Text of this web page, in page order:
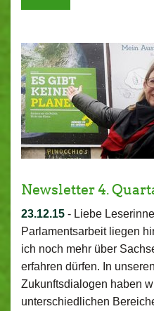
Newsletter 4.
23.12.15 - Liebe
Parlamentsarbeit liegen
ich noch mehr über
erfahren dürfen. In
Zukunftsdialogen haben
unterschiedlichen